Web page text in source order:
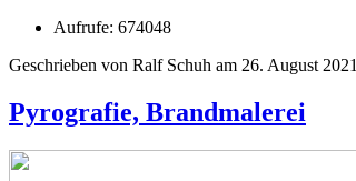
Aufrufe: 674048
Geschrieben von Ralf Schuh am 26. August 2021
Pyrografie, Brandmalerei